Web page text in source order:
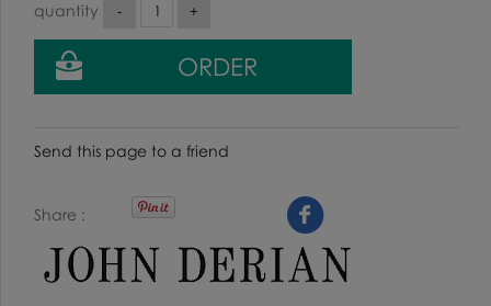
quantity
Send this page to a friend
Share